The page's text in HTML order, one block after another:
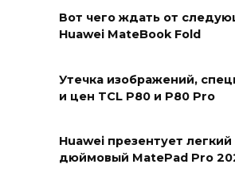
Вот чего ждать от
Huawei MateBook Fold
Утечка изображений,
и цен TCL P80 и P80 Pro
Huawei презентует легкий
дюймовый MatePad Pro